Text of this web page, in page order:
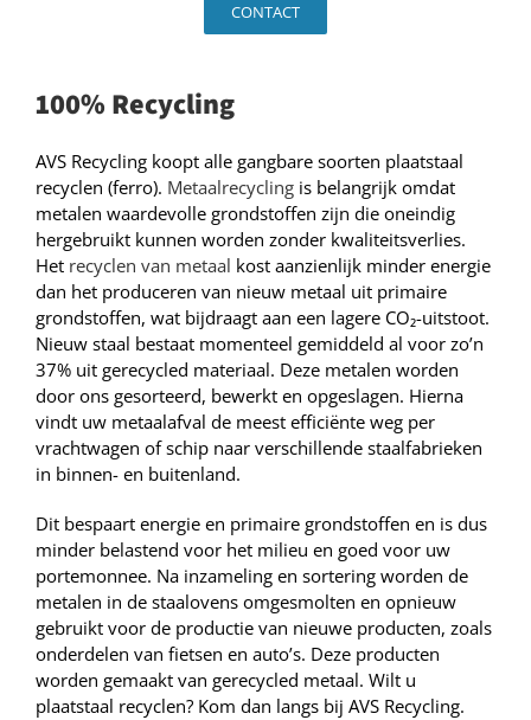
CONTACT
100% Recycling
AVS Recycling koopt alle gangbare soorten plaatstaal
recyclen (ferro). Metaalrecycling is belangrijk omdat
metalen waardevolle grondstoffen zijn die oneindig
hergebruikt kunnen worden zonder kwaliteitsverlies.
Het recyclen van metaal kost aanzienlijk minder energie
dan het produceren van nieuw metaal uit primaire
grondstoffen, wat bijdraagt aan een lagere CO₂-uitstoot.
Nieuw staal bestaat momenteel gemiddeld al voor zo’n
37% uit gerecycled materiaal. Deze metalen worden
door ons gesorteerd, bewerkt en opgeslagen. Hierna
vindt uw metaalafval de meest efficiënte weg per
vrachtwagen of schip naar verschillende staalfabrieken
in binnen- en buitenland.
Dit bespaart energie en primaire grondstoffen en is dus
minder belastend voor het milieu en goed voor uw
portemonnee. Na inzameling en sortering worden de
metalen in de staalovens omgesmolten en opnieuw
gebruikt voor de productie van nieuwe producten, zoals
onderdelen van fietsen en auto’s. Deze producten
worden gemaakt van gerecycled metaal. Wilt u
plaatstaal recyclen? Kom dan langs bij AVS Recycling.